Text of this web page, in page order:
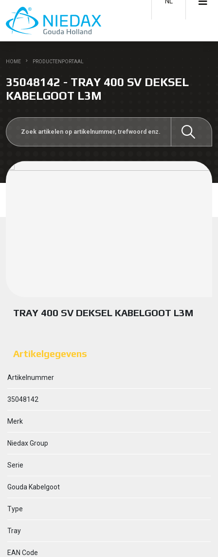
HOME PRODUCTENPORTAAL
35048142 - TRAY 400 SV DEKSEL
KABELGOOT L3M
TRAY 400 SV DEKSEL KABELGOOT L3M
Artikelgegevens
Artikelnummer
35048142
Merk
Niedax Group
Serie
Gouda Kabelgoot
Type
Tray
EAN Code